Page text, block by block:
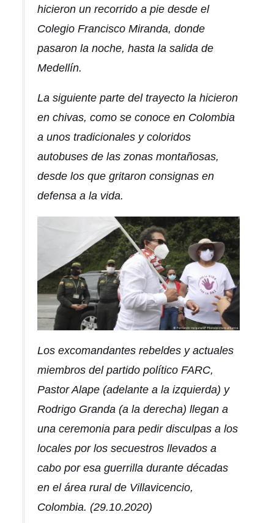
hicieron un recorrido a pie desde el
Colegio Francisco Miranda, donde
pasaron la noche, hasta la salida de
Medellín.
La siguiente parte del trayecto la hicieron
en chivas, como se conoce en Colombia
a unos tradicionales y coloridos
autobuses de las zonas montañosas,
desde los que gritaron consignas en
defensa a la vida.
Los excomandantes rebeldes y actuales
miembros del partido político FARC,
Pastor Alape (adelante a la izquierda) y
Rodrigo Granda (a la derecha) llegan a
una ceremonia para pedir disculpas a los
locales por los secuestros llevados a
cabo por esa guerrilla durante décadas
en el área rural de Villavicencio,
Colombia. (29.10.2020)